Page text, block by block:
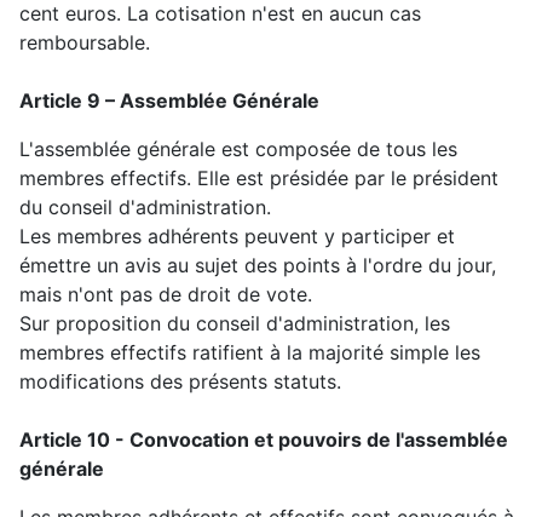
cent euros. La cotisation n'est en aucun cas
remboursable.
Article 9 – Assemblée Générale
L'assemblée générale est composée de tous les
membres effectifs. Elle est présidée par le président
du conseil d'administration.
Les membres adhérents peuvent y participer et
émettre un avis au sujet des points à l'ordre du jour,
mais n'ont pas de droit de vote.
Sur proposition du conseil d'administration, les
membres effectifs ratifient à la majorité simple les
modifications des présents statuts.
Article 10 - Convocation et pouvoirs de l'assemblée
générale